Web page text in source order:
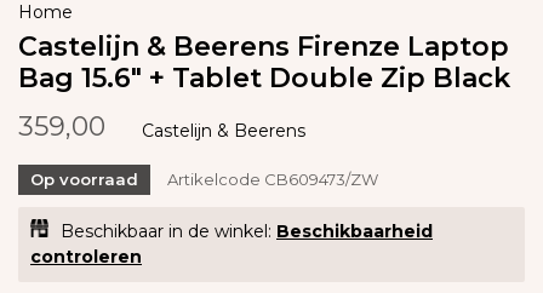
Home
Castelijn & Beerens Firenze Laptop
Bag 15.6" + Tablet Double Zip Black
359,00
Castelijn & Beerens
Op voorraad Artikelcode CB609473/ZW
Beschikbaar in de winkel: Beschikbaarheid
controleren